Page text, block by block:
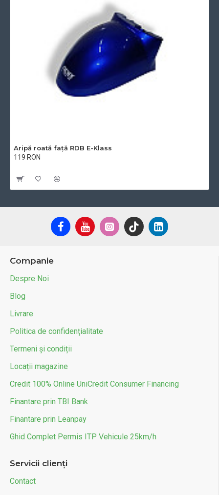
Aripă roată față RDB E-Klass
119 RON
Companie
Despre Noi
Blog
Livrare
Politica de confidențialitate
Termeni și condiții
Locații magazine
Credit 100% Online UniCredit Consumer Financing
Finantare prin TBI Bank
Finantare prin Leanpay
Ghid Complet Permis ITP Vehicule 25km/h
Servicii clienți
Contact